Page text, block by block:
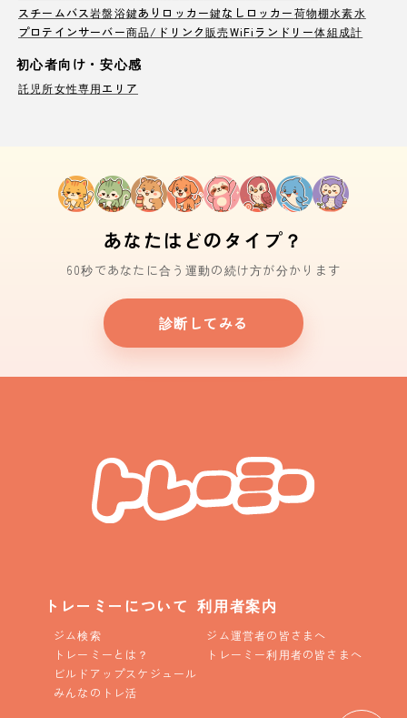
スチームバス岩盤浴鍵ありロッカー鍵なしロッカー荷物棚水素水
プロテインサーバー商品/ドリンク販売WiFi ランドリー体組成計
初心者向け・安心感
託児所女性専用エリア
あなたはどのタイプ？
60秒であなたに合う運動の続け方が分かります
診断してみる
トレーミーについて
ジム検索
トレーミーとは？
ビルドアップスケジュール
みんなのトレ活
利用者案内
ジム運営者の皆さまへ
トレーミー利用者の皆さまへ